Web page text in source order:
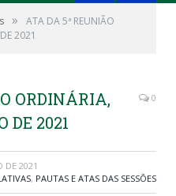
»
ATA DA 5ª REUNIÃO
2021
ORDINÁRIA,
DE 2021
0
DE 2021
, PAUTAS E ATAS DAS SESSÕES